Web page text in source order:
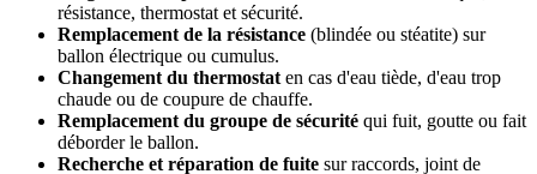
résistance, thermostat et sécurité.
Remplacement de la résistance (blindée ou stéatite) sur
ballon électrique ou cumulus.
Changement du thermostat en cas d'eau tiède, d'eau trop
chaude ou de coupure de chauffe.
Remplacement du groupe de sécurité qui fuit, goutte ou fait
déborder le ballon.
Recherche et réparation de fuite sur raccords, joint de